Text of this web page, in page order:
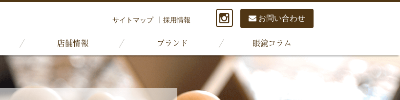
サイトマップ 採用情報 お問い合わせ
店舗情報 ブランド 眼鏡コラム